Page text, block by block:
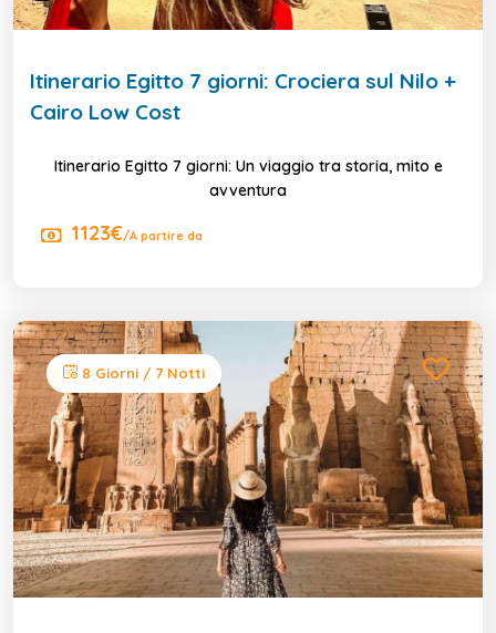
Itinerario Egitto 7 giorni: Crociera sul Nilo +
Cairo Low Cost
Itinerario Egitto 7 giorni: Un viaggio tra storia, mito e
avventura
1123€/A partire da
8 Giorni / 7 Notti